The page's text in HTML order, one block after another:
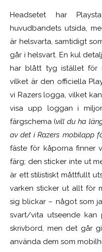
Headsetet har
huvudbandets utsida,
är helsvarta, samtidigt
går i helsvart. En kul
har blått tyg istället för
vilket är den officiella
vi Razers logga, vilket
visa upp loggan i
färgschema (vill du ha
av det i Razers mobilapp
fäste för kåporna finner
färg; den sticker inte ut
är ett stilistiskt måttfullt
varken sticker ut allt för
sig blickar – något som
svart/vita utseende
skrivbord, men det går
använda dem som